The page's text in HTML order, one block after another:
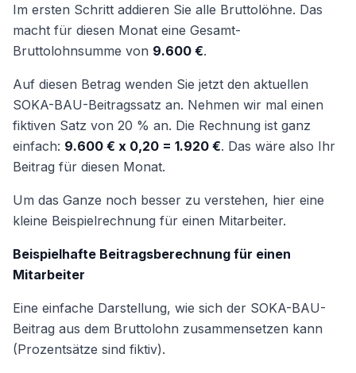
Im ersten Schritt addieren Sie alle Bruttolöhne. Das
macht für diesen Monat eine Gesamt-
Bruttolohnsumme von 9.600 €.
Auf diesen Betrag wenden Sie jetzt den aktuellen
SOKA-BAU-Beitragssatz an. Nehmen wir mal einen
fiktiven Satz von 20 % an. Die Rechnung ist ganz
einfach: 9.600 € x 0,20 = 1.920 €. Das wäre also Ihr
Beitrag für diesen Monat.
Um das Ganze noch besser zu verstehen, hier eine
kleine Beispielrechnung für einen Mitarbeiter.
Beispielhafte Beitragsberechnung für einen
Mitarbeiter
Eine einfache Darstellung, wie sich der SOKA-BAU-
Beitrag aus dem Bruttolohn zusammensetzen kann
(Prozentsätze sind fiktiv).